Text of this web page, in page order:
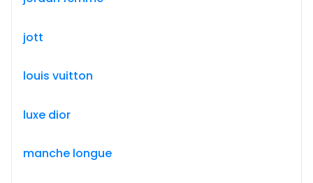
jott
louis vuitton
luxe dior
manche longue